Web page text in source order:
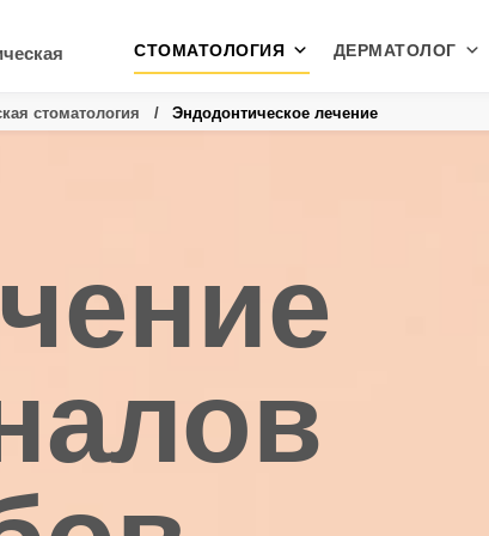
СТОМАТОЛОГИЯ ДЕРМАТОЛОГ
стоматология / Эндодонтическое лечение